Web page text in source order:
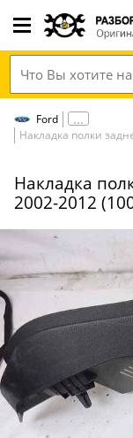
Ford
Накладка полки
Накладка
2002-2012